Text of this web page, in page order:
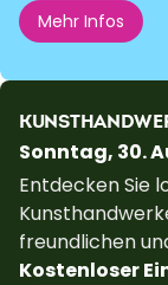
Mehr Infos
Sonntag, 30.
Entdecken Sie
freundlichen
Kostenloser